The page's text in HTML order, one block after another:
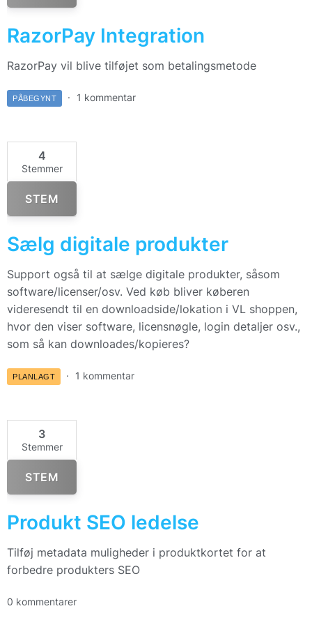
RazorPay Integration
RazorPay vil blive tilføjet som betalingsmetode
PÅBEGYNT 1 kommentar
4
Stemmer
STEM
Sælg digitale produkter
Support også til at sælge digitale produkter, såsom
software/licenser/osv. Ved køb bliver køberen
videresendt til en downloadside/lokation i VL shoppen,
hvor den viser software, licensnøgle, login detaljer osv.,
som så kan downloades/kopieres?
PLANLAGT 1 kommentar
3
Stemmer
STEM
Produkt SEO ledelse
Tilføj metadata muligheder i produktkortet for at
forbedre produkters SEO
0 kommentarer